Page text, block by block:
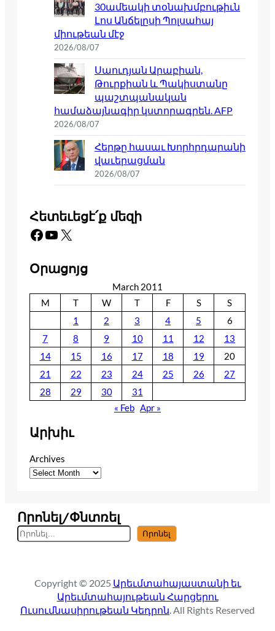
30ամեակի տօնախմբութիւն
Լոս Անճելըսի Պոլսահայ
միութեան մէջ
2026/08/07
Սաուդյան Արաբիան,
Թուրքիան և Պակիստանը
պաշտպանական
համաձայնագիր կստորագրեն. AFP
2026/08/07
Հերթը հասաւ Խորհրդարանի
վաւերացման
2026/08/07
Հետեւեցէ՛ք մեզի
Facebook YouTube X
Օրացոյց
March 2011
M
T W T F S
S
1
2 3 4 5
6
7
8 9 10 11 12
13
14
15 16 17 18 19
20
21
22 23 24 25 26
27
28
29 30
31
« Feb Apr »
Արխիւ
Archives
Որոնել/Փնտռել
S
e
c
h
Որոնել
Copyright © 2025 Արեւմտահայաստանի եւ
Արեւմտահայութեան Հարցերու
Ուսումնասիրութեան Կեդրոն . All Rights Reserved